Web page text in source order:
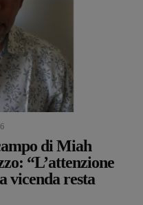
di Miah
“L’attenzione
vicenda resta